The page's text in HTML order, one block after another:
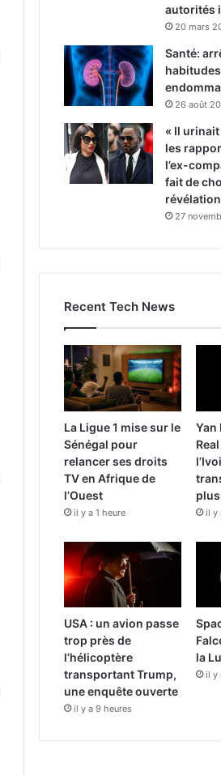
autorités
20 mars
Santé:
26 août
« Il
les
l’ex-
fait de
27
Recent Tech News
La Ligue 1 mise sur le
Sénégal pour
relancer ses droits
TV en Afrique de
l’Ouest
il y a 1 heure
Yan
il y
USA : un avion passe
trop près de
l’hélicoptère
transportant Trump,
une enquête ouverte
il y a 9 heures
la
il y